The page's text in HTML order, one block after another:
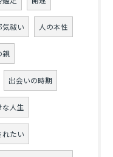
気祓い 人の本性
親
出会いの時期
な人生
れたい